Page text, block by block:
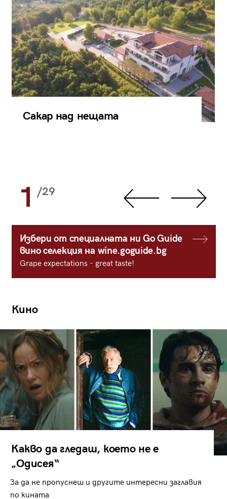
Сакар над нещата
1 /29
Избери от специалната ни Go Guide
вино селекция на wine.goguide.bg
Grape expectations - great taste!
Кино
Какво да гледаш, което не е
„Одисея“
За да не пропуснеш и другите интересни заглавия
по кината